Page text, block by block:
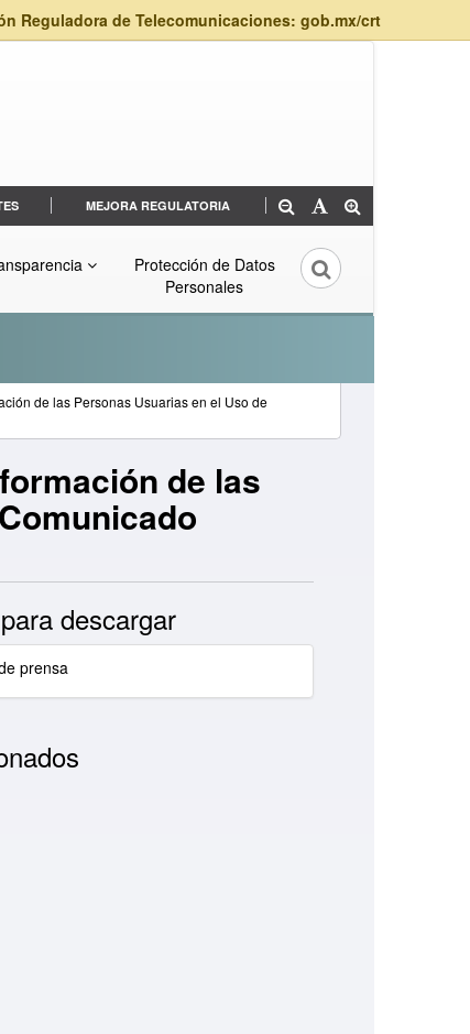
Reguladora de Telecomunicaciones: gob.mx/crt
MEJORA REGULATORIA
Protección de Datos
Personales
de las Personas Usuarias en el Uso de
de las
descargar
prensa